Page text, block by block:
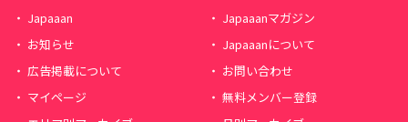
Japaaan
Japaaanマガジン
お知らせ
Japaaanについて
広告掲載について
お問い合わせ
マイページ
無料メンバー登録